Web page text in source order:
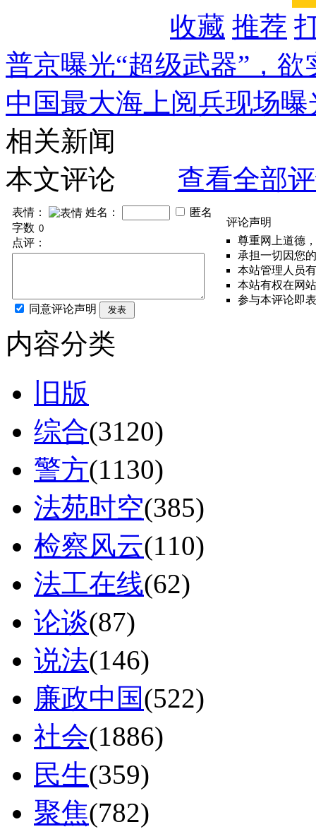
收藏 推荐
普京曝光“超级武器”，欲
中国最大海上阅兵现场曝
相关新闻
本文评论
查看全部
表情： 姓名：
匿名
字数
点评：
同意评论声明 发表
评论声明
尊重网上道德
承担一切因您
本站管理人员
本站有权在网
参与本评论即
内容分类
旧版
综合(3120)
警方(1130)
法苑时空(385)
检察风云(110)
法工在线(62)
论谈(87)
说法(146)
廉政中国(522)
社会(1886)
民生(359)
聚焦(782)